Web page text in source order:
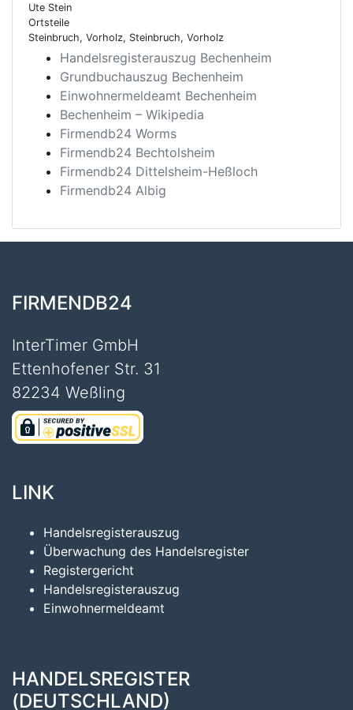
Ute Stein
Ortsteile
Steinbruch, Vorholz, Steinbruch, Vorholz
Handelsregisterauszug Bechenheim
Grundbuchauszug Bechenheim
Einwohnermeldeamt Bechenheim
Bechenheim – Wikipedia
Firmendb24 Worms
Firmendb24 Bechtolsheim
Firmendb24 Dittelsheim-Heßloch
Firmendb24 Albig
FIRMENDB24
InterTimer GmbH
Ettenhofener Str. 31
82234 Weßling
LINK
Handelsregisterauszug
Überwachung des Handelsregister
Registergericht
Handelsregisterauszug
Einwohnermeldeamt
HANDELSREGISTER
(DEUTSCHLAND)